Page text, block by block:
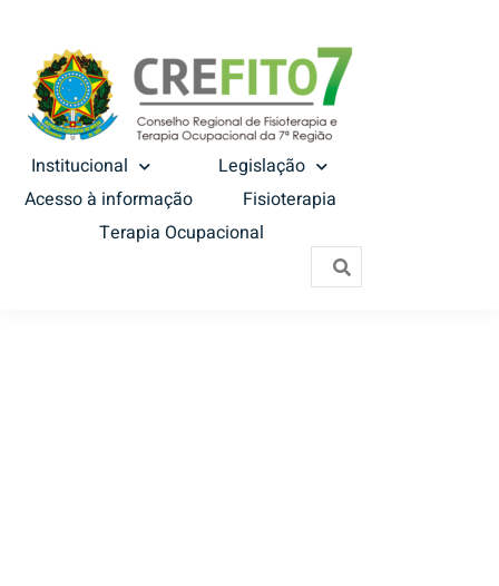
Institucional
Legislação
Acesso à informação
Fisioterapia
Terapia Ocupacional